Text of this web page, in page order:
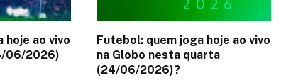
hoje ao vivo
06/2026)
Futebol: quem joga hoje ao vivo
na Globo nesta quarta
(24/06/2026)?